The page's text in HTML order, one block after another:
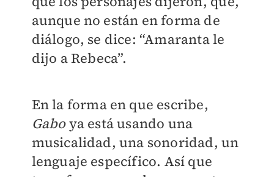
aunque no están en forma de
diálogo, se dice: “Amaranta le
dijo a Rebeca”.
En la forma en que escribe,
Gaboya está usando una
musicalidad, una sonoridad, un
lenguaje específico. Así que